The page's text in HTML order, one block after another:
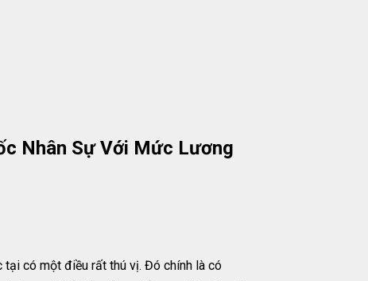
Nhân Sự Với Mức Lương
tại có một điều rất thú vị. Đó chính là có